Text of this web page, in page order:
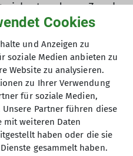
und zum Zweck
verarbeitet und
wiederrufen
Absenden
Cookies
und Anzeigen zu
soziale Medien anbieten zu
Website zu analysieren.
zu Ihrer Verwendung
für soziale Medien,
Partner führen diese
weiteren Daten
haben oder die sie
gesammelt haben.